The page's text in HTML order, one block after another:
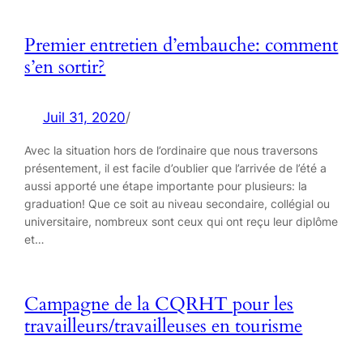
Premier entretien d’embauche: comment
s’en sortir?
Juil 31, 2020/
Avec la situation hors de l’ordinaire que nous traversons
présentement, il est facile d’oublier que l’arrivée de l’été a
aussi apporté une étape importante pour plusieurs: la
graduation! Que ce soit au niveau secondaire, collégial ou
universitaire, nombreux sont ceux qui ont reçu leur diplôme
et…
Campagne de la CQRHT pour les
travailleurs/travailleuses en tourisme